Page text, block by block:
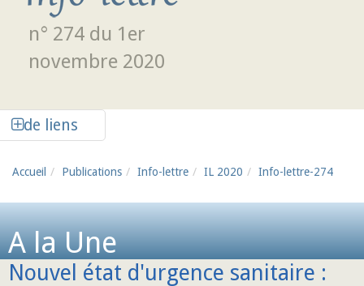
n° 274 du 1er
novembre 2020
de liens
Accueil Publications Info-lettre IL 2020 Info-lettre-274
A la Une
Nouvel état d'urgence sanitaire :